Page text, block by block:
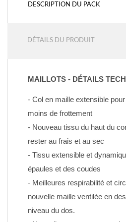
DESCRIPTION DU PACK
DÉTAILS DU PRODUIT
MAILLOTS - DÉTAILS
- Col en maille extensible
moins de frottement
- Nouveau tissu du haut du
rester au frais et au sec
- Tissu extensible et
épaules et des coudes
- Meilleures respirabilité et
nouvelle maille ventilée en
niveau du dos.